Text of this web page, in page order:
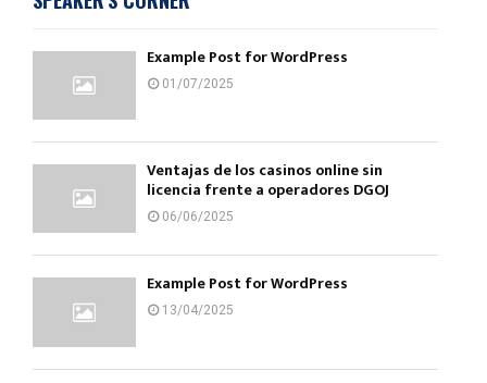
Example Post for WordPress
01/07/2025
Ventajas de los casinos online sin
licencia frente a operadores DGOJ
06/06/2025
Example Post for WordPress
13/04/2025